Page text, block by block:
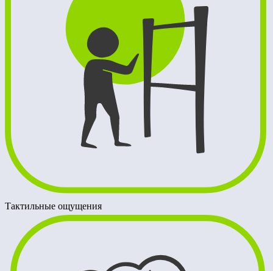
Тактильные ощущения